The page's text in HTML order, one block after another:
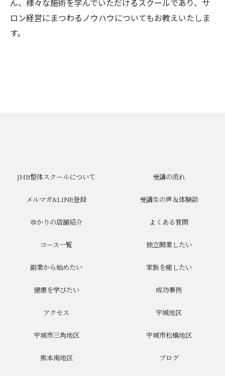
ん、様々な施術を学んでいただけるスクールであり、サ
ロン経営にまつわるノウハウについてもお教えいたしま
す。
JHB整体スクールについて 受講の流れ
メルマガ&LINE登録 受講生の声＆体験談
ゆかりの店舗紹介 よくある質問
コース一覧 独立開業したい
副業から始めたい 家族を癒したい
健康を学びたい 成功事例
アクセス 宇城地区
宇城市三角地区 宇城市松橋地区
熊本南地区 ブログ